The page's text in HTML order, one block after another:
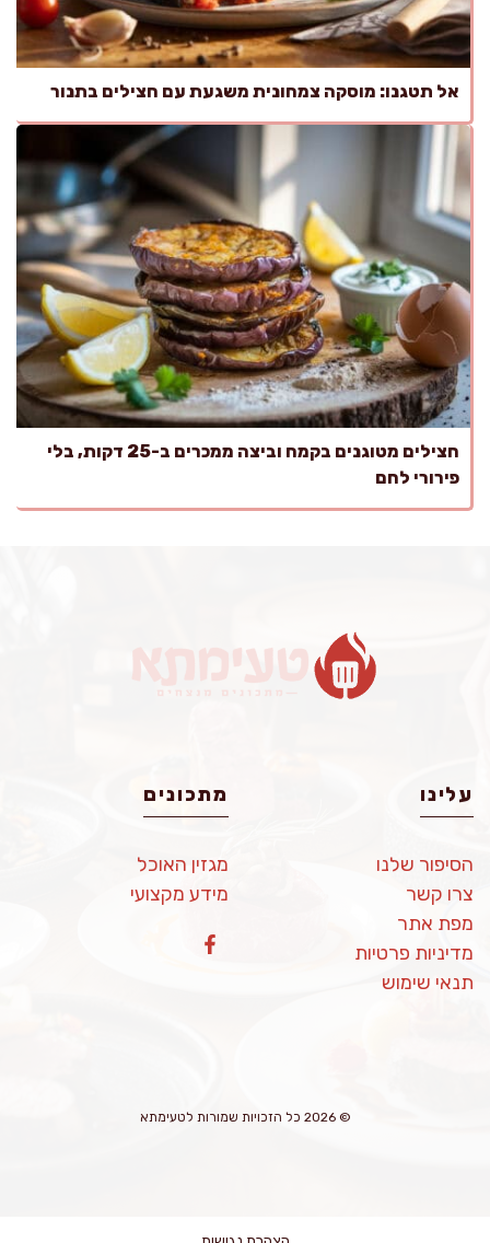
אל תטגנו: מוסקה צמחונית משגעת עם חצילים בתנור
חצילים מטוגנים בקמח וביצה ממכרים ב-25 דקות, בלי
פירורי לחם
עלינו
הסיפור שלנו
צרו קשר
מפת אתר
מדיניות פרטיות
תנאי שימוש
מתכונים
מגזין האוכל
מידע מקצועי
© 2026 כל הזכויות שמורות לטעימתא